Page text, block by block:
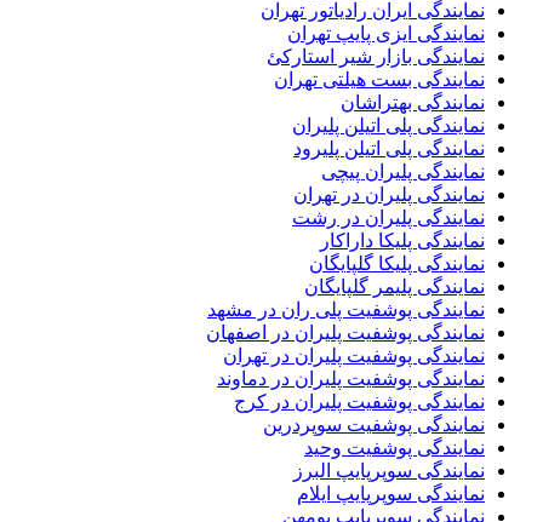
نمایندگی ایران رادیاتور تهران
نمایندگی ایزی پایپ تهران
نمایندگی بازار شیر استارکئ
نمایندگی بست هیلتی تهران
نمایندگی بهتراشان
نمایندگی پلی اتیلن پلیران
نمایندگی پلی اتیلن پلیرود
نمایندگی پلیران پیچی
نمایندگی پلیران در تهران
نمایندگی پلیران در رشت
نمایندگی پلیکا داراکار
نمایندگی پلیکا گلپایگان
نمایندگی پلیمر گلپایگان
نمایندگی پوشفیت پلی ران در مشهد
نمایندگی پوشفیت پلیران در اصفهان
نمایندگی پوشفیت پلیران در تهران
نمایندگی پوشفیت پلیران در دماوند
نمایندگی پوشفیت پلیران در کرج
نمایندگی پوشفیت سوپردرین
نمایندگی پوشفیت وحید
نمایندگی سوپرپایپ البرز
نمایندگی سوپرپایپ ایلام
نمایندگی سوپرپایپ بومهن